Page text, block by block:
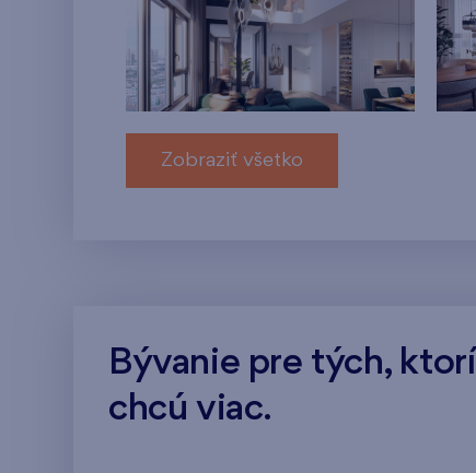
Zobraziť všetko
Bývanie pre tých, ktorí
chcú viac.